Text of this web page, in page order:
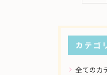
カテゴ
全てのカ